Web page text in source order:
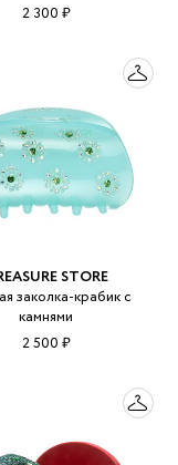
2 300 ₽
STORE
заколка-крабик с
камнями
2 500 ₽